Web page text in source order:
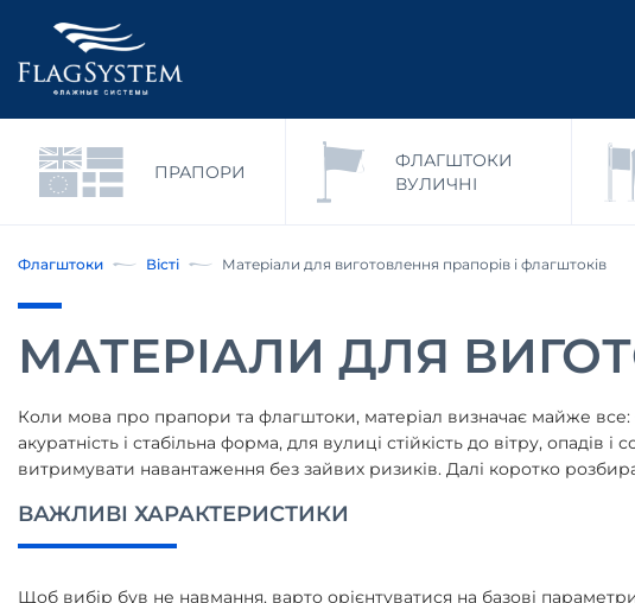
ПРАПОРИ
ФЛАГШТОКИ
ВУЛИЧНІ
Флагштоки Вісті Матеріали для виготовлення прапорів і флагштоків
МАТЕРІАЛИ ДЛЯ
Коли мова про прапори та флагштоки, матеріал визначає майже все:
акуратність і стабільна форма, для вулиці стійкість до вітру,
витримувати навантаження без зайвих ризиків. Далі коротко
ВАЖЛИВІ ХАРАКТЕРИСТИКИ
Щоб вибір був не навмання, варто орієнтуватися на базові